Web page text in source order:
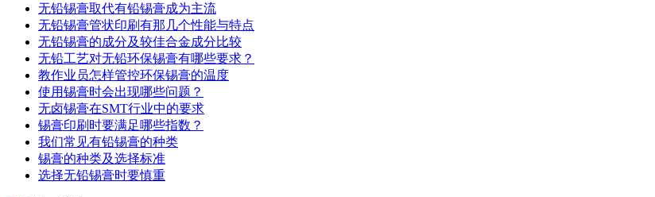
无铅锡膏取代有铅锡膏成为主流
无铅锡膏管状印刷有那几个性能与特点
无铅锡膏的成分及较佳合金成分比较
无铅工艺对无铅环保锡膏有哪些要求？
教作业员怎样管控环保锡膏的温度
使用锡膏时会出现哪些问题？
无卤锡膏在SMT行业中的要求
锡膏印刷时要满足哪些指数？
我们常见有铅锡膏的种类
锡膏的种类及选择标准
选择无铅锡膏时要慎重